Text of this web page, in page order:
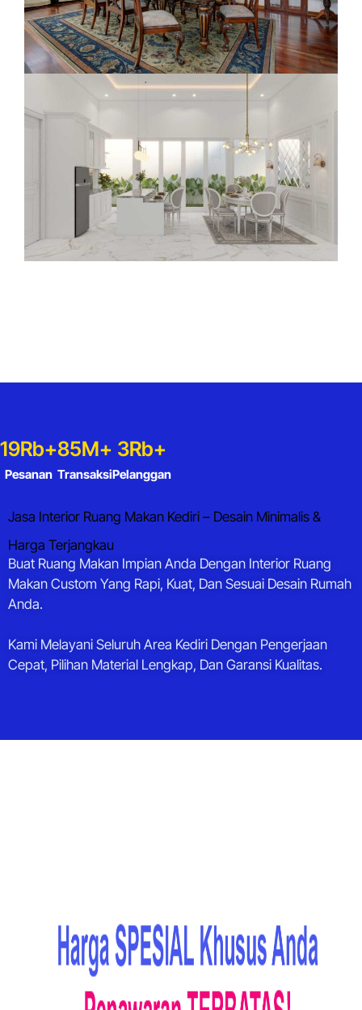
Pesanan
19Rb+
Transaksi
85M+
Pelanggan
3Rb+
Jasa Interior Ruang Makan Kediri – Desain Minimalis &
Harga Terjangkau
Buat Ruang Makan Impian Anda Dengan Interior Ruang
Makan Custom Yang Rapi, Kuat, Dan Sesuai Desain Rumah
Anda.
Kami Melayani Seluruh Area Kediri Dengan Pengerjaan
Cepat, Pilihan Material Lengkap, Dan Garansi Kualitas.